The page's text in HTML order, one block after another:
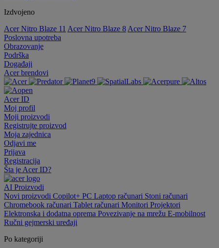
Izdvojeno
Acer Nitro Blaze 11 Acer Nitro Blaze 8 Acer Nitro Blaze 7
Poslovna upotreba
Obrazovanje
Podrška
Događaji
Acer brendovi
Acer ID
Moj profil
Moji proizvodi
Registrujte proizvod
Moja zajednica
Odjavi me
Prijava
Registracija
Šta je Acer ID?
AI Proizvodi
Novi proizvodi Copilot+ PC Laptop računari Stoni računari
Chromebook računari Tablet računari Monitori Projektori
Elektronska i dodatna oprema Povezivanje na mrežu E-mobilnost
Ručni gejmerski uređaji
Po kategoriji